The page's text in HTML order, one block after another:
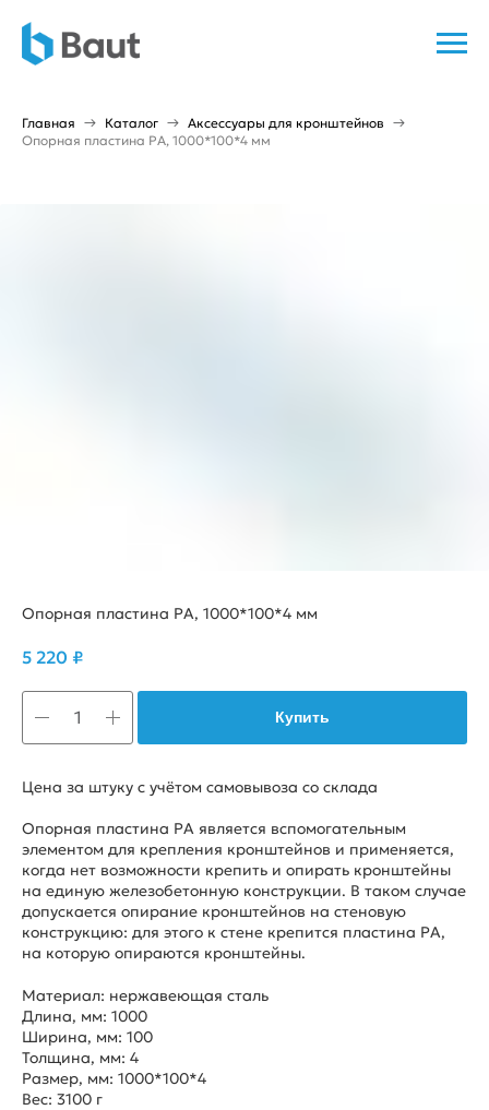
Главная Каталог
Аксессуары для кронштейнов
Опорная пластина PA, 1000*100*4 мм
Опорная пластина PA, 1000*100*4 мм
5 220 ₽
Купить
Цена за штуку с учётом самовывоза со склада
Опорная пластина PA является вспомогательным
элементом для крепления кронштейнов и применяется,
когда нет возможности крепить и опирать кронштейны
на единую железобетонную конструкции. В таком случае
допускается опирание кронштейнов на стеновую
конструкцию: для этого к стене крепится пластина РА,
на которую опираются кронштейны.
Материал: нержавеющая сталь
Длина, мм: 1000
Ширина, мм: 100
Толщина, мм: 4
Размер, мм: 1000*100*4
Вес: 3100 г